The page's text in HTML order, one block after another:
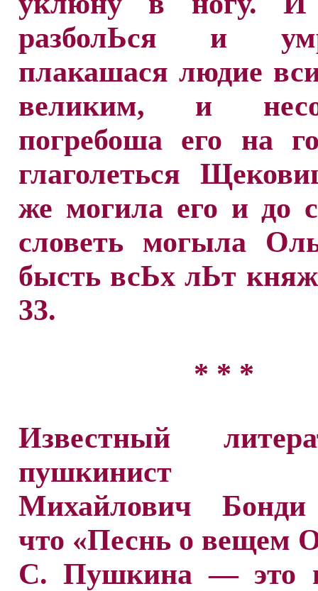
разболЬся и
плакашася людие
великим, и
погребоша его на
глаголеться
же могила его и до
словеть могыла
бысть всЬх лЬт
33.
* * *
Известный
пушкинист
Михайлович
что «Песнь о вещем
С. Пушкина — это